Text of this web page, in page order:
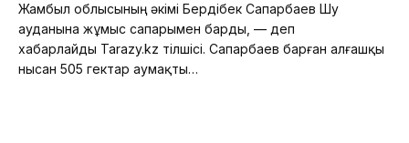
Жамбыл облысының әкімі Бердібек Сапарбаев Шу
ауданына жұмыс сапарымен барды, — деп
хабарлайды Tarazy.kz тілшісі. Сапарбаев барған алғашқы
нысан 505 гектар аумақты…